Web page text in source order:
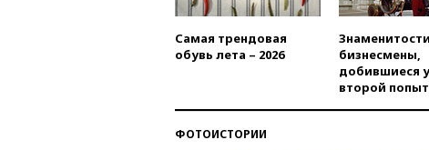
Самая трендовая
обувь лета – 2026
бизнесмены,
добившиеся
второй
ФОТОИСТОРИИ